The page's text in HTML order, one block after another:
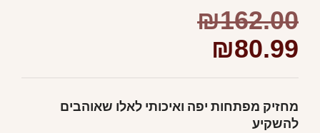
₪162.00
₪80.99
מחזיק מפתחות יפה ואיכותי לאלו שאוהבים
להשקיע